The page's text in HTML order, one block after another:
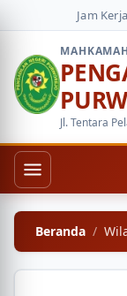
Jam
Jl. Tentara
Beranda